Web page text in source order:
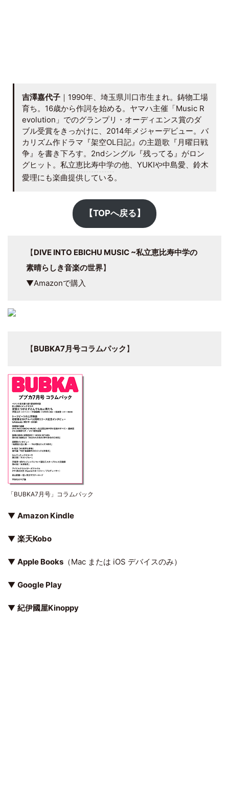
吉澤嘉代子 ｜1990年、埼玉県川口市生まれ。鋳物工場
育ち。16歳から作詞を始める。ヤマハ主催「Music R
evolution」でのグランプリ・オーディエンス賞のダ
ブル受賞をきっかけに、2014年メジャーデビュー。バ
カリズム作ドラマ『架空OL日記』の主題歌『月曜日戦
争』を書き下ろす。2ndシングル『残ってる』がロン
グヒット。 私立恵比寿中学の他、YUKIや中島愛、鈴木
愛理にも楽曲提供している。
【TOPへ戻る】
【DIVE INTO EBICHU MUSIC ~私立恵比寿中学の
素晴らしき音楽の世界】
▼Amazonで購入
【BUBKA7月号コラムパック 】
「BUBKA7月号」コラムパック
▼ Amazon Kindle
▼ 楽天Kobo
▼ Apple Books （Mac または iOS デバイスのみ）
▼ Google Play
▼ 紀伊國屋Kinoppy